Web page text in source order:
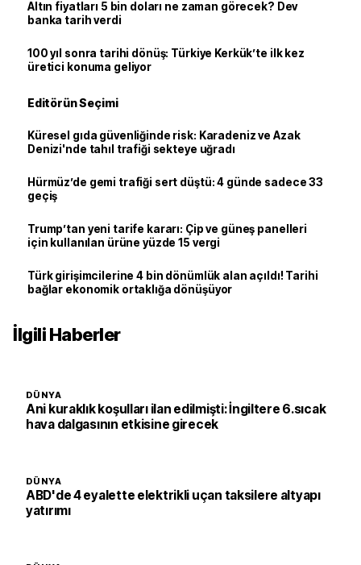
Altın fiyatları 5 bin doları ne zaman görecek? Dev
banka tarih verdi
100 yıl sonra tarihi dönüş: Türkiye Kerkük’te ilk kez
üretici konuma geliyor
Editörün Seçimi
Küresel gıda güvenliğinde risk: Karadeniz ve Azak
Denizi'nde tahıl trafiği sekteye uğradı
Hürmüz’de gemi trafiği sert düştü: 4 günde sadece 33
geçiş
Trump’tan yeni tarife kararı: Çip ve güneş panelleri
için kullanılan ürüne yüzde 15 vergi
Türk girişimcilerine 4 bin dönümlük alan açıldı! Tarihi
bağlar ekonomik ortaklığa dönüşüyor
İlgili Haberler
DÜNYA
Ani kuraklık koşulları ilan edilmişti: İngiltere 6.sıcak
hava dalgasının etkisine girecek
DÜNYA
ABD'de 4 eyalette elektrikli uçan taksilere altyapı
yatırımı